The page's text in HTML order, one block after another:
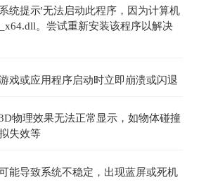
统提示'无法启动此程序，因为计算机
。尝试重新安装该程序以解决
戏或应用程序启动时立即崩溃或闪退
物理效果无法正常显示，如物体碰撞
失效等
能导致系统不稳定，出现蓝屏或死机